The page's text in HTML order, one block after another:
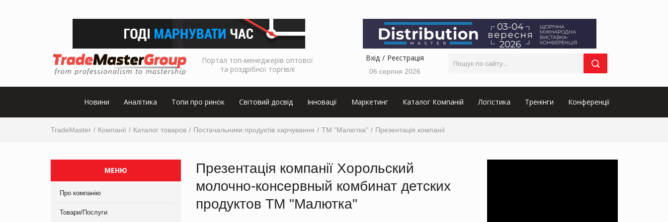
Портал топ-менеджерів оптової
та роздрібної торгівлі
Вхід Реєстрація
06 серпня 2026
Новини Аналітика Топи про ринок Світовий досвід Інновації Маркетинг Каталог Компаній Логістика Тренінги Конференції
TradeMaster Компанії Каталог товаров Постачальники продуктів харчування ТМ "Малютка" Презентація компанії
МЕНЮ
Про компанію
Товари/Послуги
Презентація компанії Хорольский
молочно-консервный комбинат детских
продуктов ТМ "Малютка"